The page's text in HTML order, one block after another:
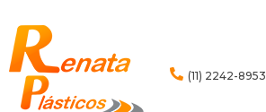
(11) 2242-8953